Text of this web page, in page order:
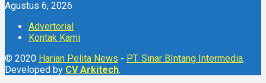
Agustus 6, 2026
Advertorial
Kontak Kami
© 2020 Harian Pelita News - PT. Sinar BIntang Intermedia.
Developed by CV Arkitech.